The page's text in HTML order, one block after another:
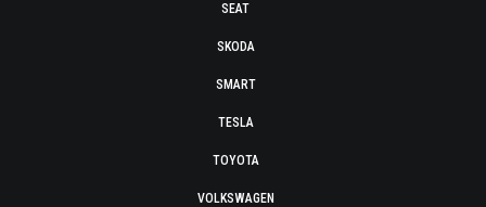
SEAT
SKODA
SMART
TESLA
TOYOTA
VOLKSWAGEN